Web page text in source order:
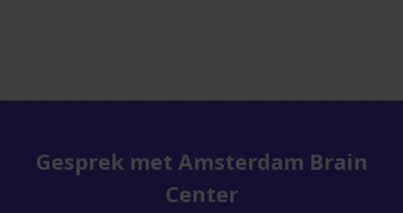
Gesprek met Amsterdam Brain
Center